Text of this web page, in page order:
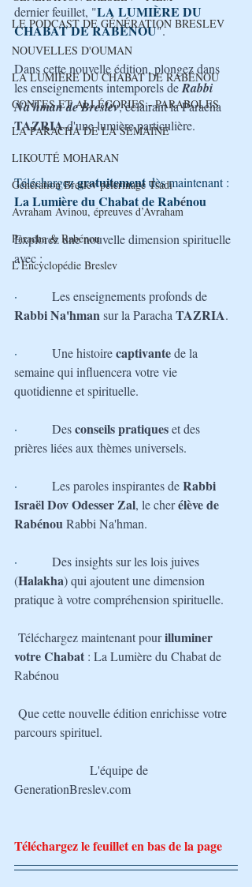
LE PODCAST DE GÉNÉRATION BRESLEV
NOUVELLES D'OUMAN
LA LUMIÈRE DU CHABAT DE RABÉNOU
CONTES ET ALLÉGORIES - PARABOLES
LA PARACHA DE LA SEMAINE
LIKOUTÉ MOHARAN
Génération Breslev pèlerinage Tsadi
Avraham Avinou, épreuves d’Avraham
Paracha & Rabénou
L’Encyclopédie Breslev
dernier feuillet, "LA LUMIÈRE DU
CHABAT DE RABÉNOU".
Dans cette nouvelle édition, plongez dans
les enseignements intemporels de Rabbi
Na'hman de Breslev, éclairant la Paracha
TAZRIA d'une lumière particulière.
Téléchargez gratuitement dès maintenant :
La Lumière du Chabat de Rabénou
Explorez une nouvelle dimension spirituelle
avec :
· Les enseignements profonds de
Rabbi Na'hman sur la Paracha TAZRIA.
· Une histoire captivante de la
semaine qui influencera votre vie
quotidienne et spirituelle.
· Des conseils pratiques et des
prières liées aux thèmes universels.
· Les paroles inspirantes de Rabbi
Israël Dov Odesser Zal, le cher élève de
Rabénou Rabbi Na'hman.
· Des insights sur les lois juives
(Halakha) qui ajoutent une dimension
pratique à votre compréhension spirituelle.
Téléchargez maintenant pour illuminer
votre Chabat : La Lumière du Chabat de
Rabénou
Que cette nouvelle édition enrichisse votre
parcours spirituel.
L'équipe de
GenerationBreslev.com
Téléchargez le feuillet en bas de la page